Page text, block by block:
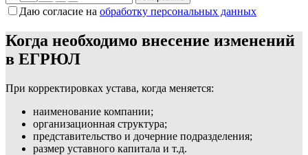
Даю согласие на обработку персональных данных
Когда необходимо внесение изменений
в ЕГРЮЛ
При корректировках устава, когда меняется:
наименование компании;
организационная структура;
представительство и дочерние подразделения;
размер уставного капитала и т.д.